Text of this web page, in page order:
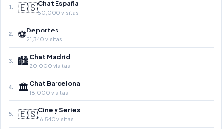
1. 🇪🇸Chat España
50,000 visitas
2. ⚽Deportes
21,340 visitas
3. 🏙️Chat Madrid
20,000 visitas
4. 🏛️Chat Barcelona
18,000 visitas
5. 🇪🇸Cine y Series
16,540 visitas